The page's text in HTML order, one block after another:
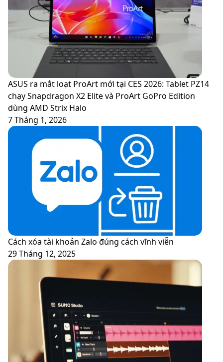
ASUS ra mắt loạt ProArt mới tại CES 2026: Tablet PZ14
chạy Snapdragon X2 Elite và ProArt GoPro Edition
dùng AMD Strix Halo
7 Tháng 1, 2026
Cách xóa tài khoản Zalo đúng cách vĩnh viễn
29 Tháng 12, 2025